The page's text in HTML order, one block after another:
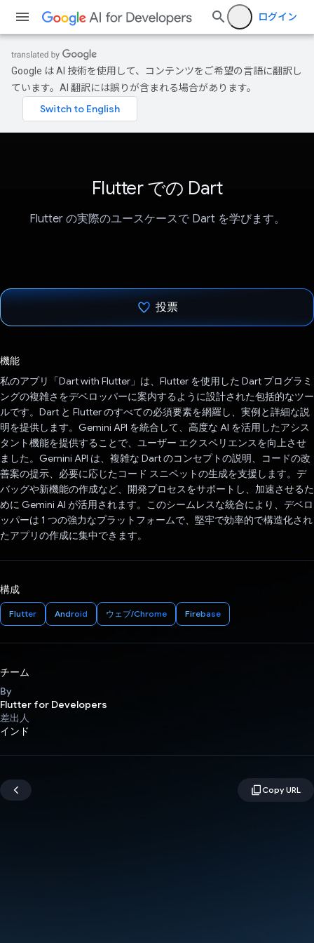
ログイン
Google は AI 技術を使用して、コンテンツをご希望の言語に翻訳し
ています。AI 翻訳には誤りが含まれる場合があります。
Flutter での Dart
Flutter の実際のユースケースで Dart を学びます。
投票
機能
私のアプリ「Dart with Flutter」は、Flutter を使用した Dart プログラミ
ングの複雑さをデベロッパーに案内するように設計された包括的なツー
ルです。Dart と Flutter のすべての必須要素を網羅し、実例と詳細な説
明を提供します。Gemini API を統合して、高度な AI を活用したアシス
タント機能を提供することで、ユーザー エクスペリエンスを向上させ
ました。Gemini API は、複雑な Dart のコンセプトの説明、コードの改
善案の提示、必要に応じたコード スニペットの生成を支援します。デ
バッグや新機能の作成など、開発プロセスをサポートし、加速させるた
めに Gemini AI が活用されます。このシームレスな統合により、デベロ
ッパーは 1 つの強力なプラットフォームで、堅牢で効率的で構造化され
たアプリの作成に集中できます。
構成
Flutter Android ウェブ/Chrome Firebase
チーム
By
Flutter for Developers
差出人
インド